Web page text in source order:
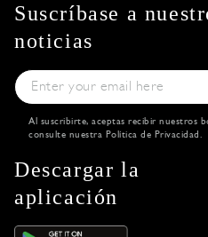
Suscríbase a
noticias
Al suscribirte, aceptas recibir nuestros
consulte nuestra Política de Privacidad .
Descargar la
aplicación